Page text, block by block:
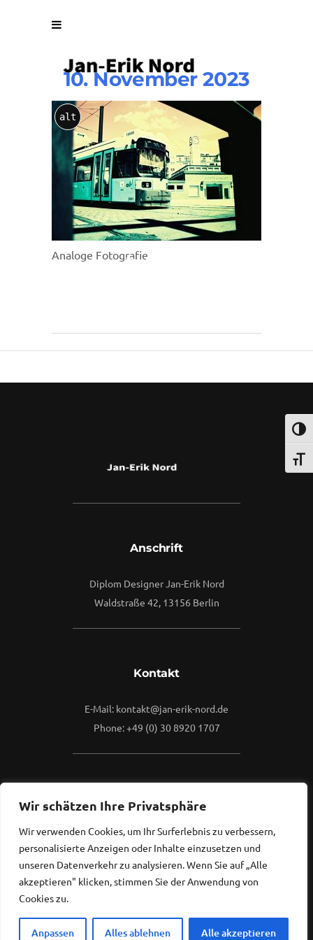
Wir schätzen Ihre Privatsphäre
Wir verwenden Cookies, um Ihr Surferlebnis zu verbessern,
personalisierte Anzeigen oder Inhalte einzusetzen und
unseren Datenverkehr zu analysieren. Wenn Sie auf „Alle
akzeptieren" klicken, stimmen Sie der Anwendung von
Cookies zu.
Anpassen Alles ablehnen Alle akzeptieren
10. November 2023
eir08-
01
ByVuuse
alt
Analoge Fotografie
Anschrift
Diplom Designer Jan-Erik Nord
Waldstraße 42, 13156 Berlin
Kontakt
E-Mail: kontakt@jan-erik-nord.de
Phone: +49 (0) 30 8920 1707
Mehr
Kontaktieren Sie mich gerne.
Ich freue mich, von Ihnen zu hören...